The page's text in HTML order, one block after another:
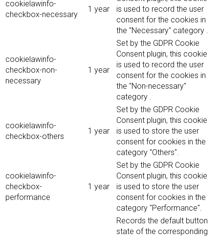
cookielawinfo-
checkbox-necessary
1 year
is used to record the user
consent for the cookies in
the "Necessary" category .
cookielawinfo-
checkbox-non-
necessary
1 year
Set by the GDPR Cookie
Consent plugin, this cookie
is used to record the user
consent for the cookies in
the "Non-necessary"
category .
cookielawinfo-
checkbox-others
1 year
Set by the GDPR Cookie
Consent plugin, this cookie
is used to store the user
consent for cookies in the
category "Others".
cookielawinfo-
checkbox-
performance
1 year
Set by the GDPR Cookie
Consent plugin, this cookie
is used to store the user
consent for cookies in the
category "Performance".
Records the default button
state of the corresponding